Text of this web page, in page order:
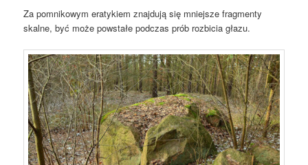
Za pomnikowym eratykiem znajdują się mniejsze fragmenty
skalne, być może powstałe podczas prób rozbicia głazu.